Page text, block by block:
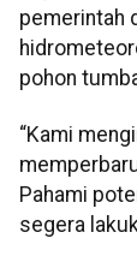
pemerintah
pohon
“Kami
Pahami
segera